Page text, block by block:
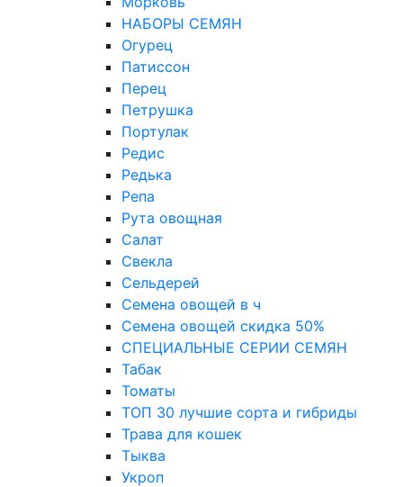
НАБОРЫ СЕМЯН
Огурец
Патиссон
Перец
Петрушка
Портулак
Редис
Редька
Репа
Рута овощная
Салат
Свекла
Сельдерей
Семена овощей в ч
Семена овощей скидка 50%
СПЕЦИАЛЬНЫЕ СЕРИИ СЕМЯН
Табак
Томаты
ТОП 30 лучшие сорта и гибриды
Трава для кошек
Тыква
Укроп